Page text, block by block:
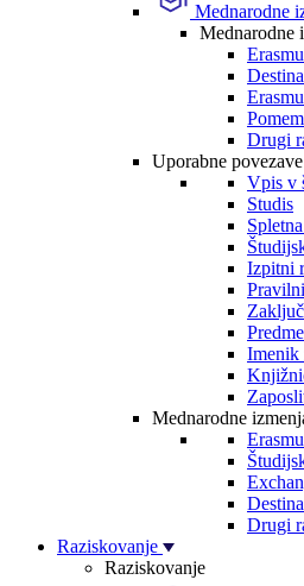
Mednarodne
Mednarodne
Drugi
Uporabne povezave
Vpis v
Studis
Izpitni
Imenik
Mednarodne
Drugi
Raziskovanje
Raziskovanje